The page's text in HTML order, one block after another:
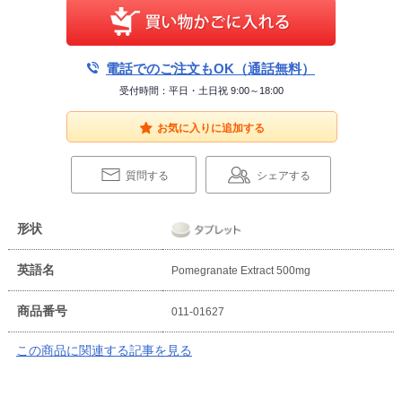
電話でのご注文もOK（通話無料）
受付時間：平日・土日祝 9:00～18:00
お気に入りに追加する
質問する シェアする
形状
英語名 Pomegranate Extract 500mg
商品番号 011-01627
この商品に関連する記事を見る